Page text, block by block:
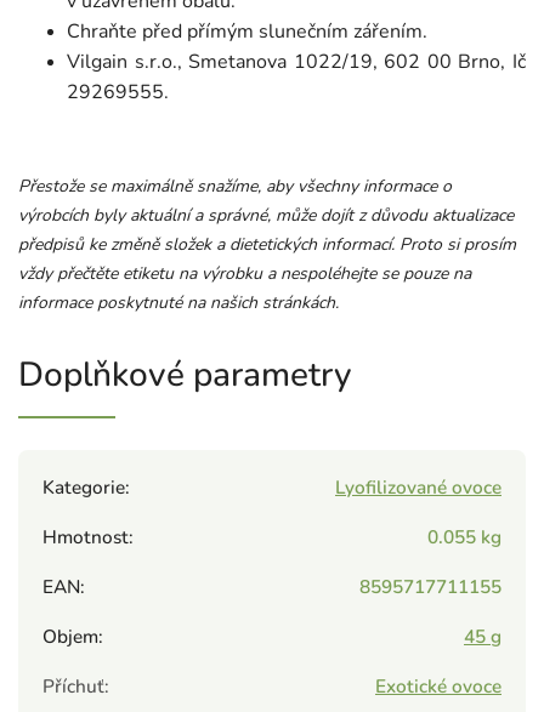
Chraňte před přímým slunečním zářením.
Vilgain s.r.o., Smetanova 1022/19, 602 00 Brno, Ič
29269555.
Přestože se maximálně snažíme, aby všechny informace o
výrobcích byly aktuální a správné, může dojít z důvodu aktualizace
předpisů ke změně složek a dietetických informací. Proto si prosím
vždy přečtěte etiketu na výrobku a nespoléhejte se pouze na
informace poskytnuté na našich stránkách.
Doplňkové parametry
Kategorie:
Lyofilizované ovoce
Hmotnost:
0.055 kg
EAN:
8595717711155
Objem:
45 g
Příchuť: Exotické ovoce